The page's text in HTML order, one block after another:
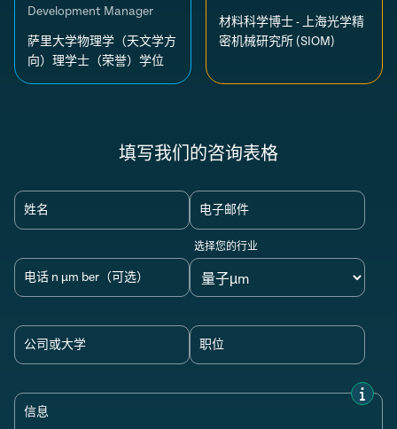
Development Manager
萨里大学物理学（天文学方
向）理学士（荣誉）学位
材料科学博士 - 上海光学精
密机械研究所 (SIOM)
填写我们的咨询表格
姓名 电子邮件
电话 n µm ber（可选）
选择您的行业
公司或大学 职位
信息